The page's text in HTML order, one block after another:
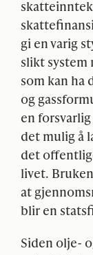
gi en varig
slikt system
som kan ha
og
en
det mulig å
det
livet.
at
blir en
Siden olje-